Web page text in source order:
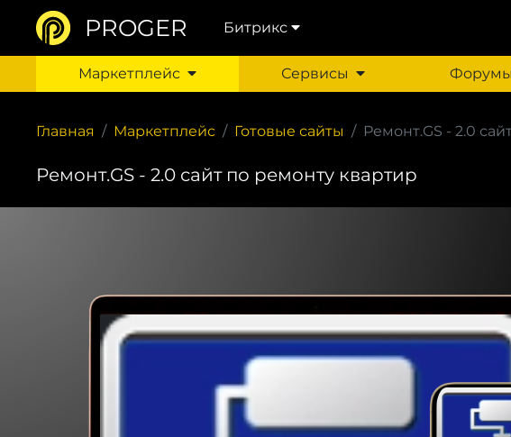
PROGER Битрикс
Маркетплейс Сервисы Форумы
Главная Маркетплейс Готовые сайты Ремонт.GS - 2.0
Ремонт.GS - 2.0 сайт по ремонту квартир